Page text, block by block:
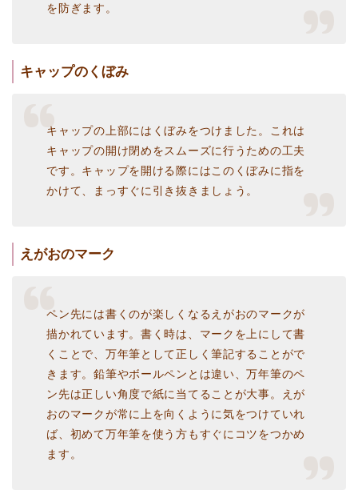
を防ぎます。
キャップのくぼみ
キャップの上部にはくぼみをつけました。これは
キャップの開け閉めをスムーズに行うための工夫
です。キャップを開ける際にはこのくぼみに指を
かけて、まっすぐに引き抜きましょう。
えがおのマーク
ペン先には書くのが楽しくなるえがおのマークが
描かれています。書く時は、マークを上にして書
くことで、万年筆として正しく筆記することがで
きます。鉛筆やボールペンとは違い、万年筆のペ
ン先は正しい角度で紙に当てることが大事。えが
おのマークが常に上を向くように気をつけていれ
ば、初めて万年筆を使う方もすぐにコツをつかめ
ます。